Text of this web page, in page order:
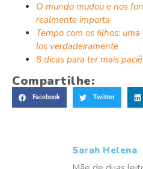
O mundo mudou e nos
realmente importa
Tempo com os filhos:
los verdadeiramente
8 dicas para ter mais
Compartilhe:
Facebook Twitter
Sarah Helena